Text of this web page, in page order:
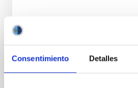
Consentimiento Detalles